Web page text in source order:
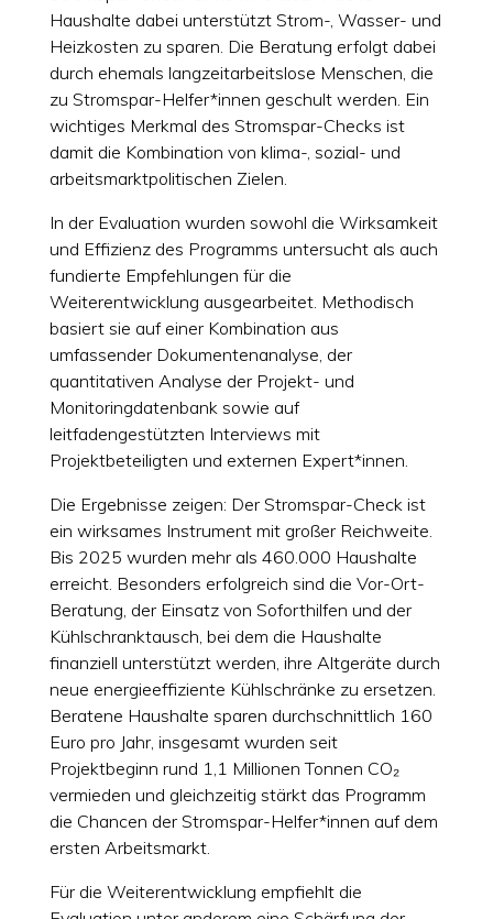
Haushalte dabei unterstützt Strom-, Wasser- und
Heizkosten zu sparen. Die Beratung erfolgt dabei
durch ehemals langzeitarbeitslose Menschen, die
zu Stromspar-Helfer*innen geschult werden. Ein
wichtiges Merkmal des Stromspar-Checks ist
damit die Kombination von klima-, sozial- und
arbeitsmarktpolitischen Zielen.
In der Evaluation wurden sowohl die Wirksamkeit
und Effizienz des Programms untersucht als auch
fundierte Empfehlungen für die
Weiterentwicklung ausgearbeitet. Methodisch
basiert sie auf einer Kombination aus
umfassender Dokumentenanalyse, der
quantitativen Analyse der Projekt- und
Monitoringdatenbank sowie auf
leitfadengestützten Interviews mit
Projektbeteiligten und externen Expert*innen.
Die Ergebnisse zeigen: Der Stromspar-Check ist
ein wirksames Instrument mit großer Reichweite.
Bis 2025 wurden mehr als 460.000 Haushalte
erreicht. Besonders erfolgreich sind die Vor-Ort-
Beratung, der Einsatz von Soforthilfen und der
Kühlschranktausch, bei dem die Haushalte
finanziell unterstützt werden, ihre Altgeräte durch
neue energieeffiziente Kühlschränke zu ersetzen.
Beratene Haushalte sparen durchschnittlich 160
Euro pro Jahr, insgesamt wurden seit
Projektbeginn rund 1,1 Millionen Tonnen CO₂
vermieden und gleichzeitig stärkt das Programm
die Chancen der Stromspar-Helfer*innen auf dem
ersten Arbeitsmarkt.
Für die Weiterentwicklung empfiehlt die